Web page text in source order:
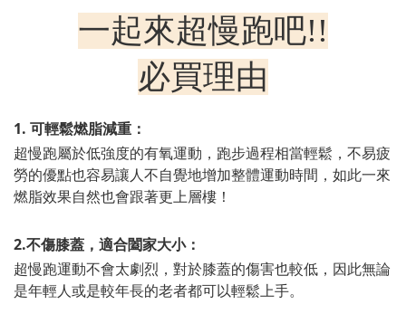
一起來超慢跑吧!!
必買理由
1. 可輕鬆燃脂減重：
超慢跑屬於低強度的有氧運動，跑步過程相當輕鬆，不易疲
勞的優點也容易讓人不自覺地增加整體運動時間，如此一來
燃脂效果自然也會跟著更上層樓！
2.不傷膝蓋，適合闔家大小：
超慢跑運動不會太劇烈，對於膝蓋的傷害也較低，因此無論
是年輕人或是較年長的老者都可以輕鬆上手。